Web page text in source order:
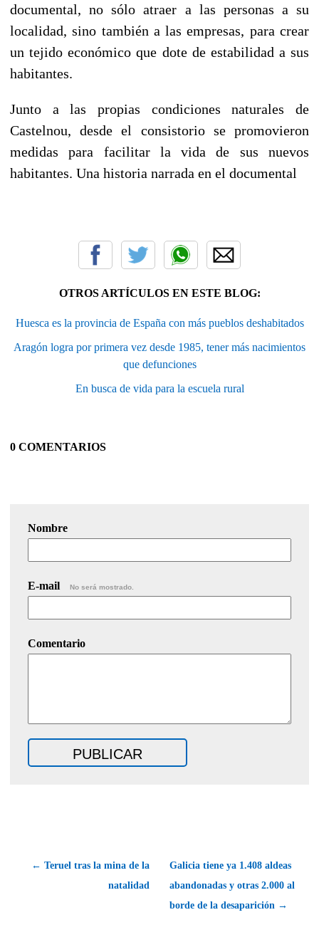
documental, no sólo atraer a las personas a su
localidad, sino también a las empresas, para crear
un tejido económico que dote de estabilidad a sus
habitantes.
Junto a las propias condiciones naturales de
Castelnou, desde el consistorio se promovieron
medidas para facilitar la vida de sus nuevos
habitantes. Una historia narrada en el documental
OTROS ARTÍCULOS EN ESTE BLOG:
Huesca es la provincia de España con más pueblos deshabitados
Aragón logra por primera vez desde 1985, tener más nacimientos
que defunciones
En busca de vida para la escuela rural
0 COMENTARIOS
Nombre
E-mail No será mostrado.
Comentario
← Teruel tras la mina de la
natalidad
Galicia tiene ya 1.408 aldeas
abandonadas y otras 2.000 al
borde de la desaparición →